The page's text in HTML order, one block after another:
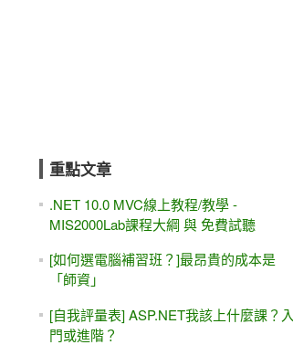
重點文章
.NET 10.0 MVC線上教程/教學 -
MIS2000Lab課程大綱 與 免費試聽
[如何選電腦補習班？]最昂貴的成本是
「師資」
[自我評量表] ASP.NET我該上什麼課？入
門或進階？